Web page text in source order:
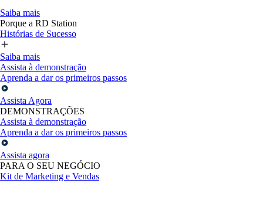
Saiba mais
Porque a RD Station
Histórias de Sucesso
Saiba mais
Assista à demonstração
Aprenda a dar os primeiros passos
Assista Agora
DEMONSTRAÇÕES
Assista à demonstração
Aprenda a dar os primeiros passos
Assista agora
PARA O SEU NEGÓCIO
Kit de Marketing e Vendas